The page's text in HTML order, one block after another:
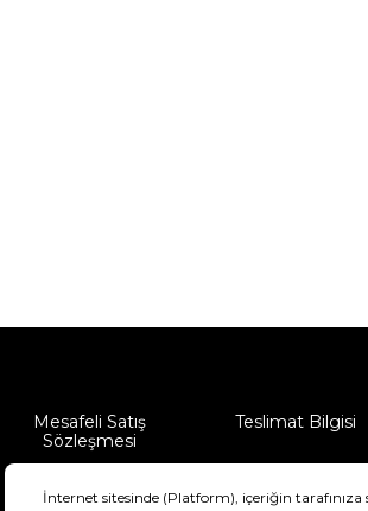
Mesafeli Satış
Sözleşmesi
Teslimat Bilgisi